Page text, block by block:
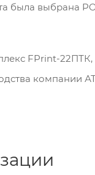
была выбрана
FPrint-22ПТК,
компании